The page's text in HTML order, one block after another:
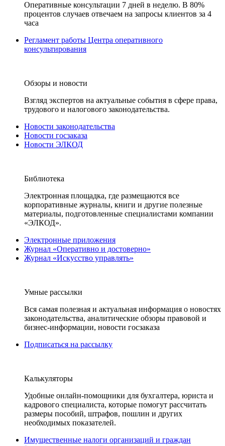
Оперативные консультации 7 дней в неделю. В 80%
процентов случаев отвечаем на запросы клиентов за 4
часа
Регламент работы Центра оперативного
консультирования
Обзоры и новости
Взгляд экспертов на актуальные события в сфере права,
трудового и налогового законодательства.
Новости законодательства
Новости госзаказа
Новости ЭЛКОД
Библиотека
Электронная площадка, где размещаются все
корпоративные журналы, книги и другие полезные
материалы, подготовленные специалистами компании
«ЭЛКОД».
Электронные приложения
Журнал «Оперативно и достоверно»
Журнал «Искусство управлять»
Умные рассылки
Вся самая полезная и актуальная информация о новостях
законодательства, аналитические обзоры правовой и
бизнес-информации, новости госзаказа
Подписаться на рассылку
Калькуляторы
Удобные онлайн-помощники для бухгалтера, юриста и
кадрового специалиста, которые помогут рассчитать
размеры пособий, штрафов, пошлин и других
необходимых показателей.
Имущественные налоги организаций и граждан